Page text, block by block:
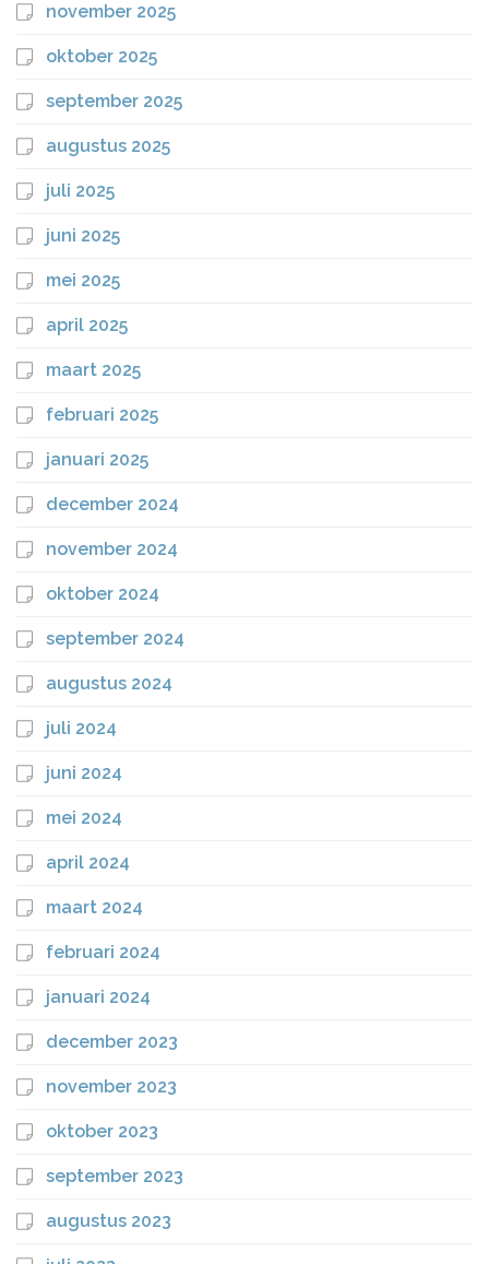
november 2025
oktober 2025
september 2025
augustus 2025
juli 2025
juni 2025
mei 2025
april 2025
maart 2025
februari 2025
januari 2025
december 2024
november 2024
oktober 2024
september 2024
augustus 2024
juli 2024
juni 2024
mei 2024
april 2024
maart 2024
februari 2024
januari 2024
december 2023
november 2023
oktober 2023
september 2023
augustus 2023